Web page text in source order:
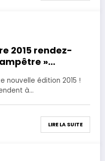
2015 rendez-
»
nouvelle édition 2015 !
à…
LIRE LA SUITE